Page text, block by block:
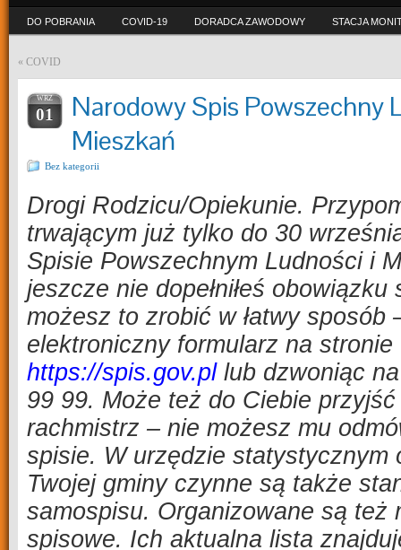
DO POBRANIA COVID-19 DORADCA ZAWODOWY STACJA
« COVID
WRZ
01
Narodowy Spis Powszechny
Mieszkań
Bez kategorii
Drogi Rodzicu/Opiekunie.
trwającym już tylko do 30
Spisie Powszechnym Ludności i
jeszcze nie dopełniłeś obowiązku
możesz to zrobić w łatwy sposób
elektroniczny formularz na stronie
https://spis.gov.pllub dzwoniąc
99 99. Może też do Ciebie
rachmistrz – nie możesz mu
spisie. W urzędzie statystycznym
Twojej gminy czynne są także
samospisu. Organizowane są też
spisowe. Ich aktualna lista